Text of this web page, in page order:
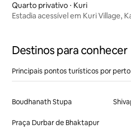
Quarto privativo ⋅ Kuri
Estadia acessível em Kuri Village,
Destinos para conhecer
Principais pontos turísticos por perto
Boudhanath Stupa
Praça Durbar de Bhaktapur